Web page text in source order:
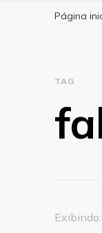
Página
TAG